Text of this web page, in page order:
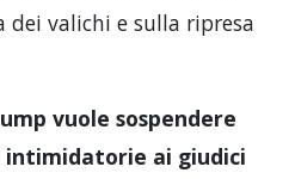
valichi e sulla ripresa
vuole sospendere
intimidatorie ai giudici